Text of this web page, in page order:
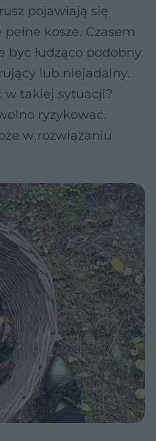
pojawiają się
kosze. Czasem
być łudząco podobny
lub niejadalny.
w takiej sytuacji?
ryzykować.
w rozwiązaniu